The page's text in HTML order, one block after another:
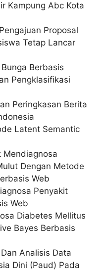
Kampung Abc Kota
Proposal
Tetap Lancar
Berbasis
Pengklasifikasi
Peringkasan Berita
Latent Semantic
Mendiagnosa
Dengan Metode
Web
Penyakit
Web
Diabetes Mellitus
Bayes Berbasis
Analisis Data
Dini (Paud) Pada